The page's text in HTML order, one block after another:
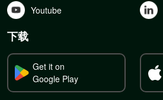
Youtube
下载
Get it on
Google Play